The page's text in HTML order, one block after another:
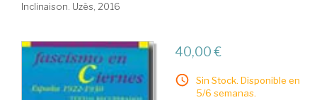
Inclinaison. Uzès, 2016
40,00 €
Sin Stock. Disponible en
5/6 semanas.